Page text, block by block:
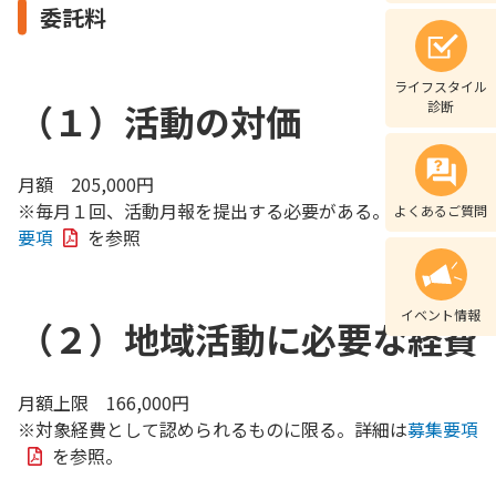
委託料
（１）活動の対価
月額 205,000円
※毎月１回、活動月報を提出する必要がある。詳細は募集
要項
を参照
（２）地域活動に必要な経費
月額上限 166,000円
※対象経費として認められるものに限る。詳細は募集要項
を参照。
ライフスタイル
診断
よくあるご質問
イベント情報